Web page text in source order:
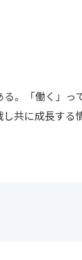
。「働く」っ
共に成長する